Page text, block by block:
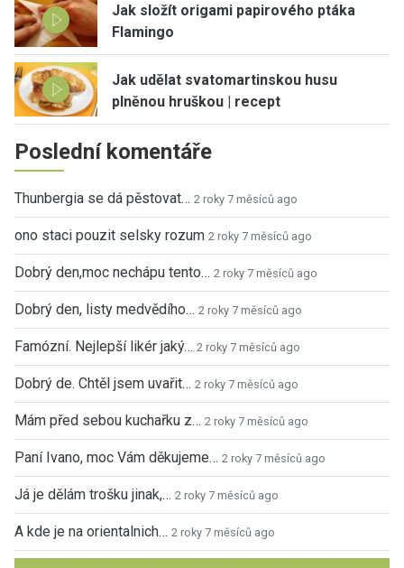
Jak složít origami papirového ptáka
Flamingo
Jak udělat svatomartinskou husu
plněnou hruškou | recept
Poslední komentáře
Thunbergia se dá pěstovat… 2 roky 7 měsíců ago
ono staci pouzit selsky rozum 2 roky 7 měsíců ago
Dobrý den,moc nechápu tento… 2 roky 7 měsíců ago
Dobrý den, listy medvědího… 2 roky 7 měsíců ago
Famózní. Nejlepší likér jaký… 2 roky 7 měsíců ago
Dobrý de. Chtěl jsem uvařit… 2 roky 7 měsíců ago
Mám před sebou kuchařku z… 2 roky 7 měsíců ago
Paní Ivano, moc Vám děkujeme… 2 roky 7 měsíců ago
Já je dělám trošku jinak,… 2 roky 7 měsíců ago
A kde je na orientalnich… 2 roky 7 měsíců ago